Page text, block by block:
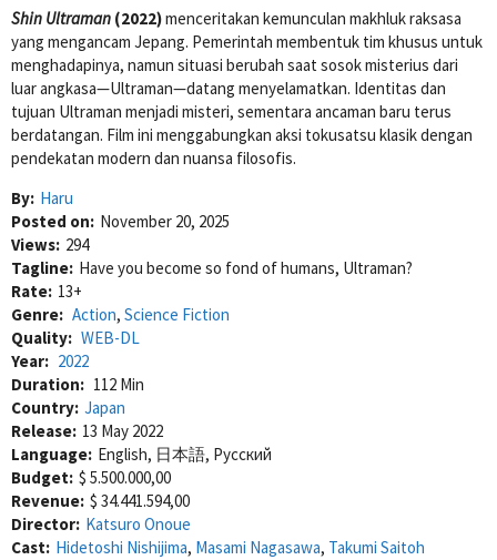
4 Wait Time
Shin Ultraman (2022)menceritakan kemunculan makhluk raksasa
yang mengancam Jepang. Pemerintah membentuk tim khusus untuk
menghadapinya, namun situasi berubah saat sosok misterius dari
luar angkasa—Ultraman—datang menyelamatkan. Identitas dan
tujuan Ultraman menjadi misteri, sementara ancaman baru terus
berdatangan. Film ini menggabungkan aksi tokusatsu klasik dengan
pendekatan modern dan nuansa filosofis.
By: Haru
Posted on: November 20, 2025
Views: 294
Tagline: Have you become so fond of humans, Ultraman?
Rate: 13+
Genre: Action, Science Fiction
Quality: WEB-DL
Year: 2022
Duration: 112 Min
Country: Japan
Release: 13 May 2022
Language: English, 日本語, Pусский
Budget: $ 5.500.000,00
Revenue: $ 34.441.594,00
Director: Katsuro Onoue
Cast: Hidetoshi Nishijima, Masami Nagasawa, Takumi Saitoh